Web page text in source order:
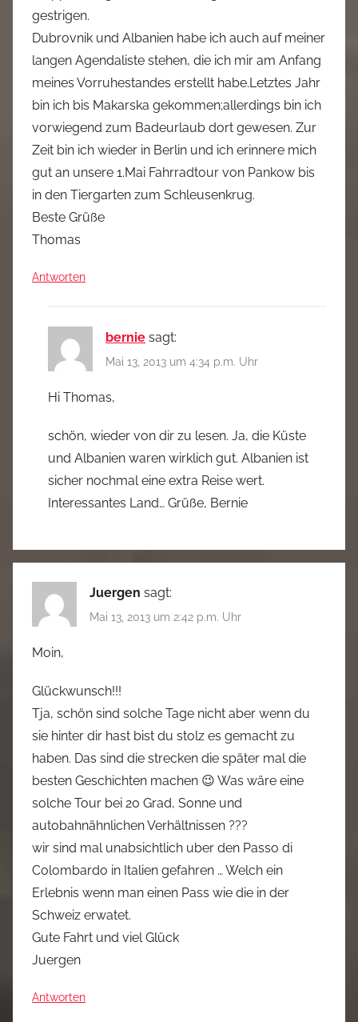
gestrigen.
Dubrovnik und Albanien habe ich auch auf meiner
langen Agendaliste stehen, die ich mir am Anfang
meines Vorruhestandes erstellt habe.Letztes Jahr
bin ich bis Makarska gekommen;allerdings bin ich
vorwiegend zum Badeurlaub dort gewesen. Zur
Zeit bin ich wieder in Berlin und ich erinnere mich
gut an unsere 1.Mai Fahrradtour von Pankow bis
in den Tiergarten zum Schleusenkrug.
Beste Grüße
Thomas
Antworten
bernie sagt:
Mai 13, 2013 um 4:34 p.m. Uhr
Hi Thomas,
schön, wieder von dir zu lesen. Ja, die Küste
und Albanien waren wirklich gut. Albanien ist
sicher nochmal eine extra Reise wert.
Interessantes Land… Grüße, Bernie
Juergen sagt:
Mai 13, 2013 um 2:42 p.m. Uhr
Moin,
Glückwunsch!!!
Tja, schön sind solche Tage nicht aber wenn du
sie hinter dir hast bist du stolz es gemacht zu
haben. Das sind die strecken die später mal die
besten Geschichten machen 😉 Was wäre eine
solche Tour bei 20 Grad, Sonne und
autobahnähnlichen Verhältnissen ???
wir sind mal unabsichtlich uber den Passo di
Colombardo in Italien gefahren … Welch ein
Erlebnis wenn man einen Pass wie die in der
Schweiz erwatet.
Gute Fahrt und viel Glück
Juergen
Antworten